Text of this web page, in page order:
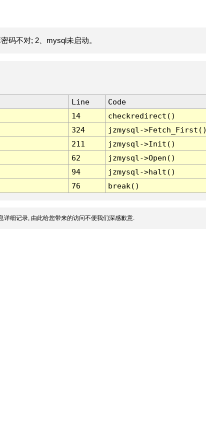
码不对; 2、mysql未启动。
Line
Code
14
checkredirect()
324
jzmysql-
211
jzmysql->Init()
62
jzmysql->Open()
94
jzmysql->halt()
76 break()
详细记录, 由此给您带来的访问不便我们深感歉意.